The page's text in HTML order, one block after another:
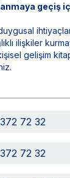
geçiş
ilişkiler
gelişim
72 32
72 32